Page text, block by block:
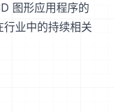
图形应用程序的
业中的持续相关